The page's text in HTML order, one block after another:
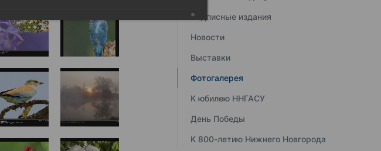
Подписные издания
Новости
Выставки
Фотогалерея
К юбилею ННГАСУ
День Победы
К 800-летию Нижнего Новгорода